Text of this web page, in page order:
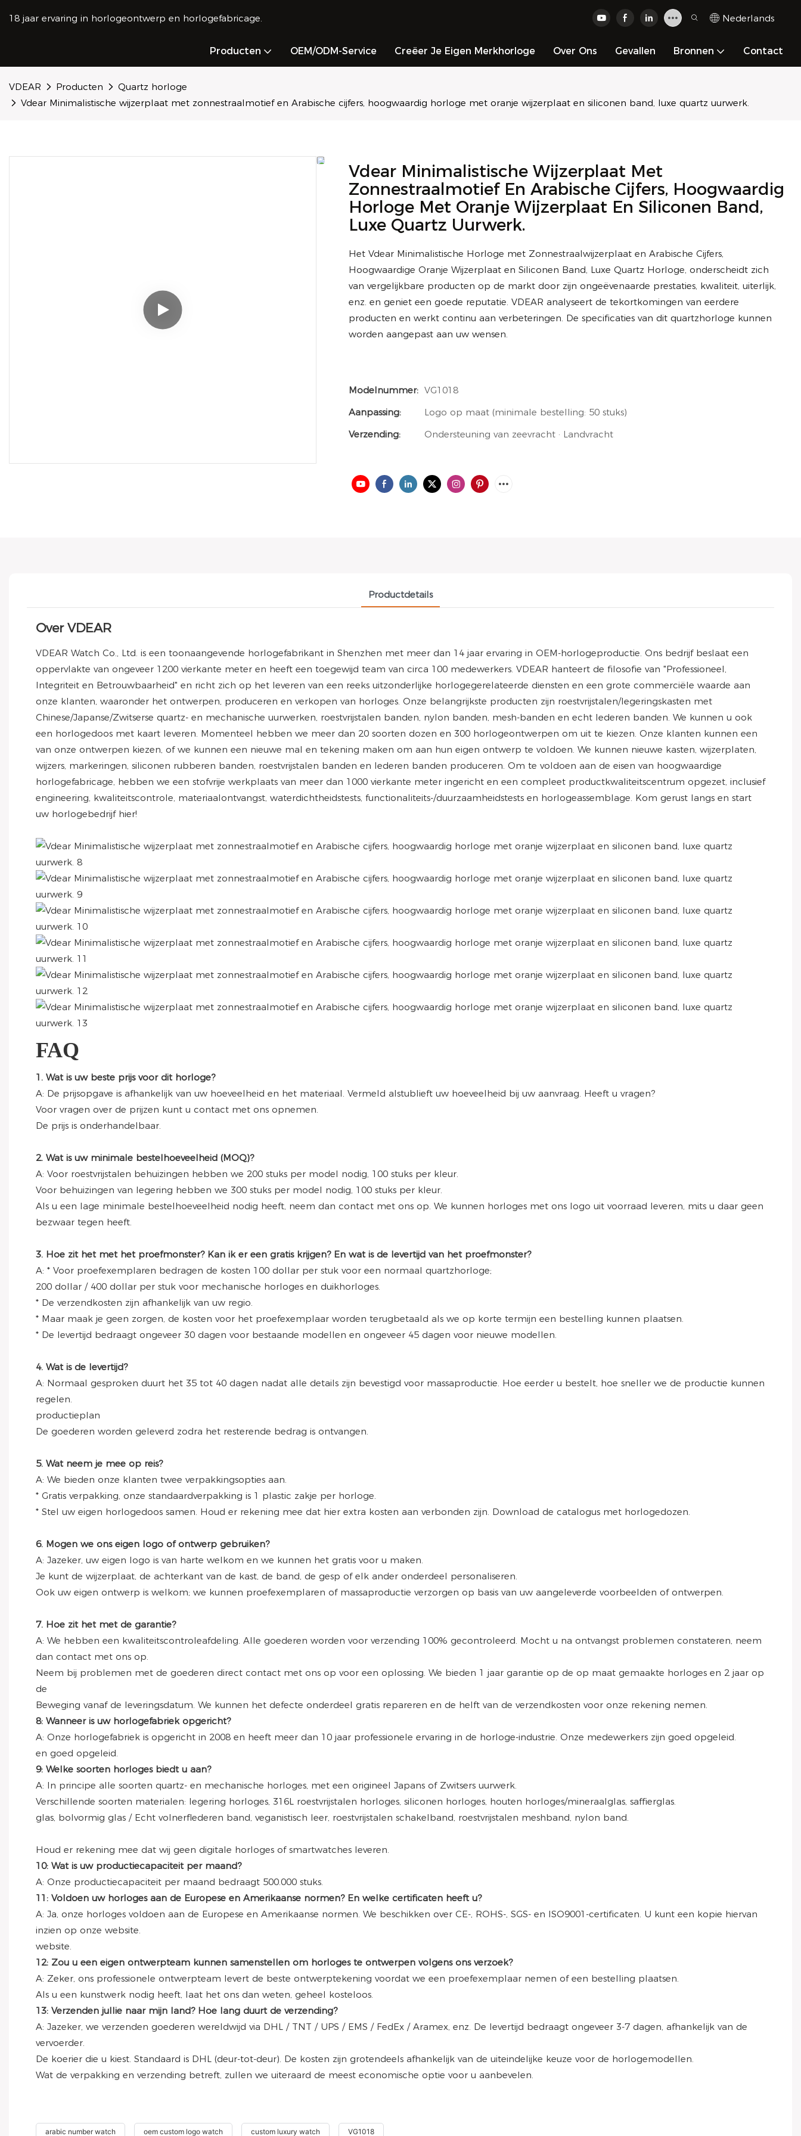
18 jaar ervaring in horlogeontwerp en horlogefabricage. Nederlands
Producten OEM/ODM-Service Creëer Je Eigen Merkhorloge Over Ons Gevallen Bronnen Contact
VDEAR Producten
Quartz horloge
Vdear Minimalistische wijzerplaat met zonnestraalmotief en Arabische cijfers, hoogwaardig horloge met oranje wijzerplaat en siliconen band, luxe quartz uurwerk.
Vdear Minimalistische Wijzerplaat Met
Zonnestraalmotief En Arabische Cijfers, Hoogwaardig
Horloge Met Oranje Wijzerplaat En Siliconen Band,
Luxe Quartz Uurwerk.
Het Vdear Minimalistische Horloge met Zonnestraalwijzerplaat en Arabische Cijfers,
Hoogwaardige Oranje Wijzerplaat en Siliconen Band, Luxe Quartz Horloge, onderscheidt zich
van vergelijkbare producten op de markt door zijn ongeëvenaarde prestaties, kwaliteit, uiterlijk,
enz. en geniet een goede reputatie. VDEAR analyseert de tekortkomingen van eerdere
producten en werkt continu aan verbeteringen. De specificaties van dit quartzhorloge kunnen
worden aangepast aan uw wensen.
Modelnummer: VG1018
Aanpassing:
Logo op maat (minimale bestelling: 50 stuks)
Verzending:
Ondersteuning van zeevracht · Landvracht
Productdetails
Over VDEAR
VDEAR Watch Co., Ltd. is een toonaangevende horlogefabrikant in Shenzhen met meer dan 14 jaar ervaring in OEM-horlogeproductie. Ons bedrijf beslaat een
oppervlakte van ongeveer 1200 vierkante meter en heeft een toegewijd team van circa 100 medewerkers. VDEAR hanteert de filosofie van "Professioneel,
Integriteit en Betrouwbaarheid" en richt zich op het leveren van een reeks uitzonderlijke horlogegerelateerde diensten en een grote commerciële waarde aan
onze klanten, waaronder het ontwerpen, produceren en verkopen van horloges. Onze belangrijkste producten zijn roestvrijstalen/legeringskasten met
Chinese/Japanse/Zwitserse quartz- en mechanische uurwerken, roestvrijstalen banden, nylon banden, mesh-banden en echt lederen banden. We kunnen u ook
een horlogedoos met kaart leveren. Momenteel hebben we meer dan 20 soorten dozen en 300 horlogeontwerpen om uit te kiezen. Onze klanten kunnen een
van onze ontwerpen kiezen, of we kunnen een nieuwe mal en tekening maken om aan hun eigen ontwerp te voldoen. We kunnen nieuwe kasten, wijzerplaten,
wijzers, markeringen, siliconen rubberen banden, roestvrijstalen banden en lederen banden produceren. Om te voldoen aan de eisen van hoogwaardige
horlogefabricage, hebben we een stofvrije werkplaats van meer dan 1000 vierkante meter ingericht en een compleet productkwaliteitscentrum opgezet, inclusief
engineering, kwaliteitscontrole, materiaalontvangst, waterdichtheidstests, functionaliteits-/duurzaamheidstests en horlogeassemblage. Kom gerust langs en start
uw horlogebedrijf hier!
FAQ
1. Wat is uw beste prijs voor dit horloge?
A: De prijsopgave is afhankelijk van uw hoeveelheid en het materiaal. Vermeld alstublieft uw hoeveelheid bij uw aanvraag. Heeft u vragen?
Voor vragen over de prijzen kunt u contact met ons opnemen.
De prijs is onderhandelbaar.
2. Wat is uw minimale bestelhoeveelheid (MOQ)?
A: Voor roestvrijstalen behuizingen hebben we 200 stuks per model nodig, 100 stuks per kleur.
Voor behuizingen van legering hebben we 300 stuks per model nodig, 100 stuks per kleur.
Als u een lage minimale bestelhoeveelheid nodig heeft, neem dan contact met ons op. We kunnen horloges met ons logo uit voorraad leveren, mits u daar geen
bezwaar tegen heeft.
3. Hoe zit het met het proefmonster? Kan ik er een gratis krijgen? En wat is de levertijd van het proefmonster?
A: * Voor proefexemplaren bedragen de kosten 100 dollar per stuk voor een normaal quartzhorloge;
200 dollar / 400 dollar per stuk voor mechanische horloges en duikhorloges.
* De verzendkosten zijn afhankelijk van uw regio.
* Maar maak je geen zorgen, de kosten voor het proefexemplaar worden terugbetaald als we op korte termijn een bestelling kunnen plaatsen.
* De levertijd bedraagt ​​ongeveer 30 dagen voor bestaande modellen en ongeveer 45 dagen voor nieuwe modellen.
4. Wat is de levertijd?
A: Normaal gesproken duurt het 35 tot 40 dagen nadat alle details zijn bevestigd voor massaproductie. Hoe eerder u bestelt, hoe sneller we de productie kunnen
regelen.
productieplan
De goederen worden geleverd zodra het resterende bedrag is ontvangen.
5. Wat neem je mee op reis?
A: We bieden onze klanten twee verpakkingsopties aan.
* Gratis verpakking, onze standaardverpakking is 1 plastic zakje per horloge.
* Stel uw eigen horlogedoos samen. Houd er rekening mee dat hier extra kosten aan verbonden zijn. Download de catalogus met horlogedozen.
6. Mogen we ons eigen logo of ontwerp gebruiken?
A: Jazeker, uw eigen logo is van harte welkom en we kunnen het gratis voor u maken.
Je kunt de wijzerplaat, de achterkant van de kast, de band, de gesp of elk ander onderdeel personaliseren.
Ook uw eigen ontwerp is welkom; we kunnen proefexemplaren of massaproductie verzorgen op basis van uw aangeleverde voorbeelden of ontwerpen.
7. Hoe zit het met de garantie?
A: We hebben een kwaliteitscontroleafdeling. Alle goederen worden voor verzending 100% gecontroleerd. Mocht u na ontvangst problemen constateren, neem
dan contact met ons op.
Neem bij problemen met de goederen direct contact met ons op voor een oplossing. We bieden 1 jaar garantie op de op maat gemaakte horloges en 2 jaar op
de
Beweging vanaf de leveringsdatum. We kunnen het defecte onderdeel gratis repareren en de helft van de verzendkosten voor onze rekening nemen.
8: Wanneer is uw horlogefabriek opgericht?
A: Onze horlogefabriek is opgericht in 2008 en heeft meer dan 10 jaar professionele ervaring in de horloge-industrie. Onze medewerkers zijn goed opgeleid.
en goed opgeleid.
9: Welke soorten horloges biedt u aan?
A: In principe alle soorten quartz- en mechanische horloges, met een origineel Japans of Zwitsers uurwerk.
Verschillende soorten materialen: legering horloges, 316L roestvrijstalen horloges, siliconen horloges, houten horloges/mineraalglas, saffierglas.
glas, bolvormig glas / Echt volnerflederen band, veganistisch leer, roestvrijstalen schakelband, roestvrijstalen meshband, nylon band.
Houd er rekening mee dat wij geen digitale horloges of smartwatches leveren.
10: Wat is uw productiecapaciteit per maand?
A: Onze productiecapaciteit per maand bedraagt ​​500.000 stuks.
11: Voldoen uw horloges aan de Europese en Amerikaanse normen? En welke certificaten heeft u?
A: Ja, onze horloges voldoen aan de Europese en Amerikaanse normen. We beschikken over CE-, ROHS-, SGS- en ISO9001-certificaten. U kunt een kopie hiervan
inzien op onze website.
website.
12: Zou u een eigen ontwerpteam kunnen samenstellen om horloges te ontwerpen volgens ons verzoek?
A: Zeker, ons professionele ontwerpteam levert de beste ontwerptekening voordat we een proefexemplaar nemen of een bestelling plaatsen.
Als u een kunstwerk nodig heeft, laat het ons dan weten, geheel kosteloos.
13: Verzenden jullie naar mijn land? Hoe lang duurt de verzending?
A: Jazeker, we verzenden goederen wereldwijd via DHL / TNT / UPS / EMS / FedEx / Aramex, enz. De levertijd bedraagt ​​ongeveer 3-7 dagen, afhankelijk van de
vervoerder.
De koerier die u kiest. Standaard is DHL (deur-tot-deur). De kosten zijn grotendeels afhankelijk van de uiteindelijke keuze voor de horlogemodellen.
Wat de verpakking en verzending betreft, zullen we uiteraard de meest economische optie voor u aanbevelen.
arabic number watch oem custom logo watch custom luxury watch VG1018